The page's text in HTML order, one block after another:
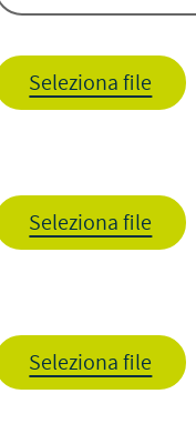
Seleziona file
Seleziona file
Seleziona file